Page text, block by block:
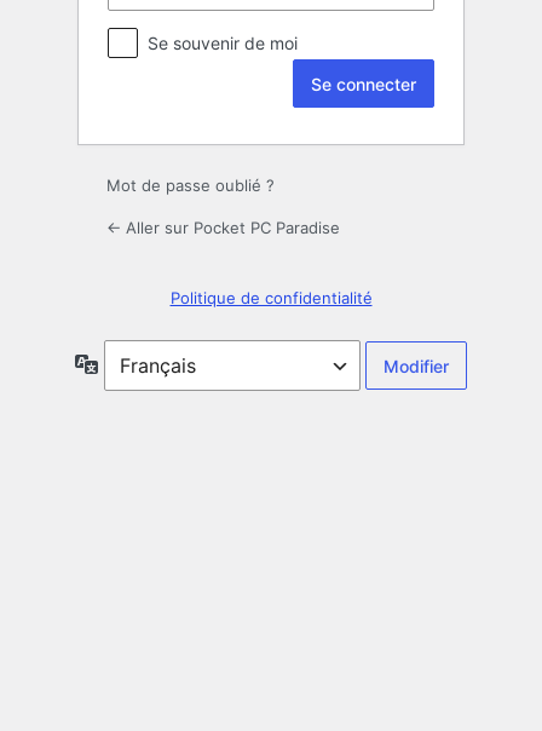
Se souvenir de moi
Mot de passe oublié ?
← Aller sur Pocket PC Paradise
Politique de confidentialité
Langue